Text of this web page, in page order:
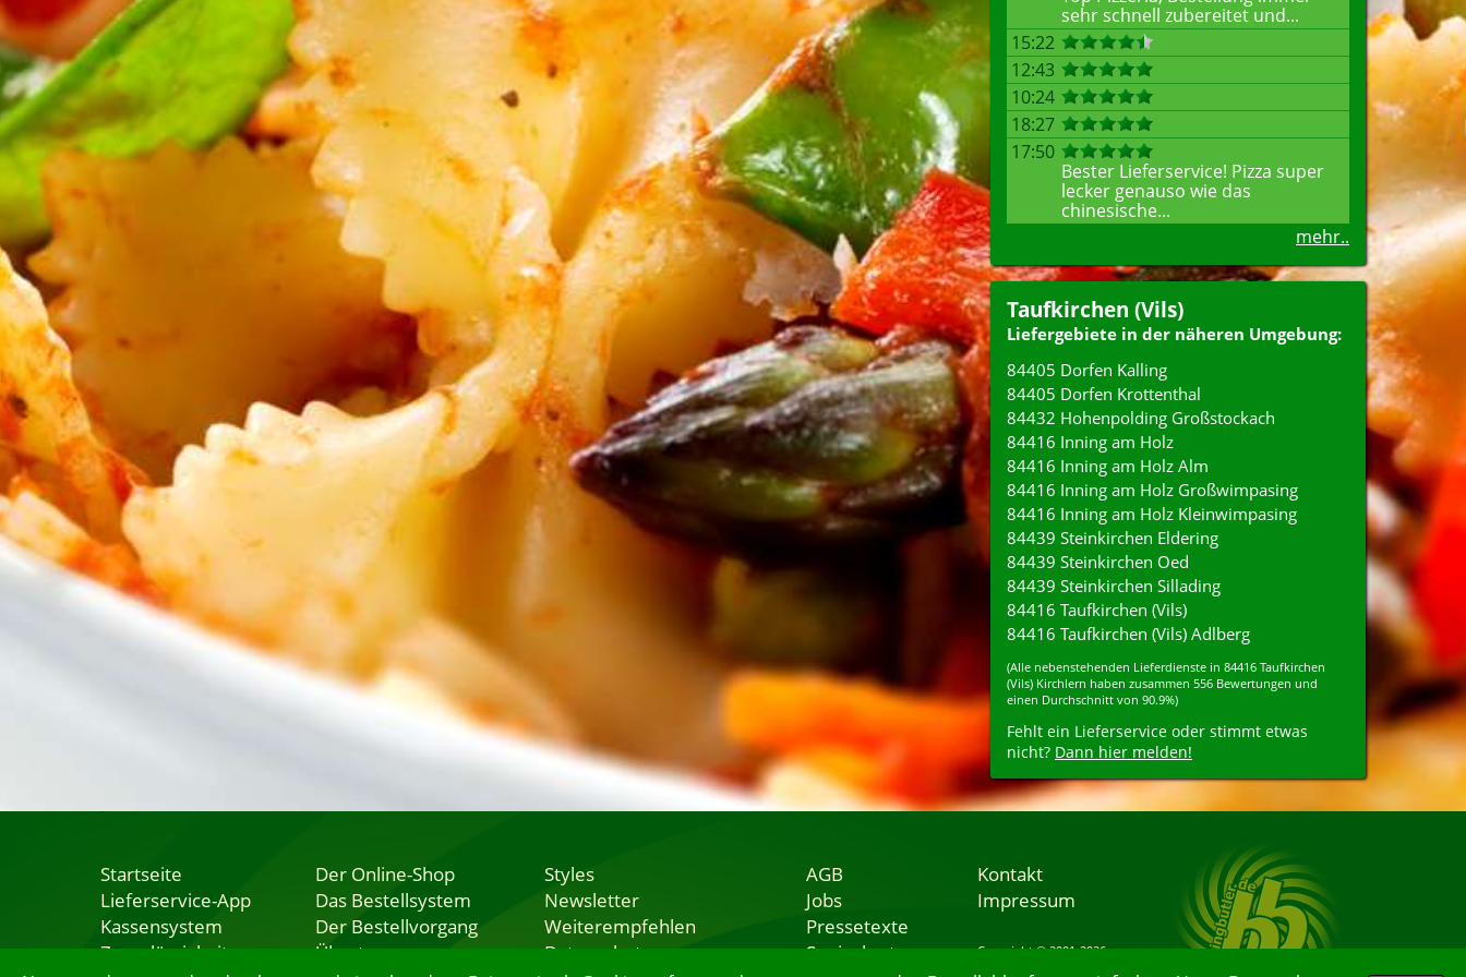
sehr schnell zubereitet und...
15:22
12:43
10:24
18:27
17:50
Bester Lieferservice! Pizza super
lecker genauso wie das
chinesische...
mehr..
Taufkirchen (Vils)
Liefergebiete in der näheren Umgebung:
84405 Dorfen Kalling
84405 Dorfen Krottenthal
84432 Hohenpolding Großstockach
84416 Inning am Holz
84416 Inning am Holz Alm
84416 Inning am Holz Großwimpasing
84416 Inning am Holz Kleinwimpasing
84439 Steinkirchen Eldering
84439 Steinkirchen Oed
84439 Steinkirchen Sillading
84416 Taufkirchen (Vils)
84416 Taufkirchen (Vils) Adlberg
(Alle nebenstehenden Lieferdienste in 84416 Taufkirchen
(Vils) Kirchlern haben zusammen 556 Bewertungen und
einen Durchschnitt von 90.9%)
Fehlt ein Lieferservice oder stimmt etwas
nicht? Dann hier melden!
Startseite
Lieferservice-App
Kassensystem
Zuverlässigkeit
Der Online-Shop
Das Bestellsystem
Der Bestellvorgang
Übertragung
Styles
Newsletter
Weiterempfehlen
Datenschutz
AGB
Jobs
Pressetexte
Speisekarten
Kontakt
Impressum
Copyright © 2001-2026